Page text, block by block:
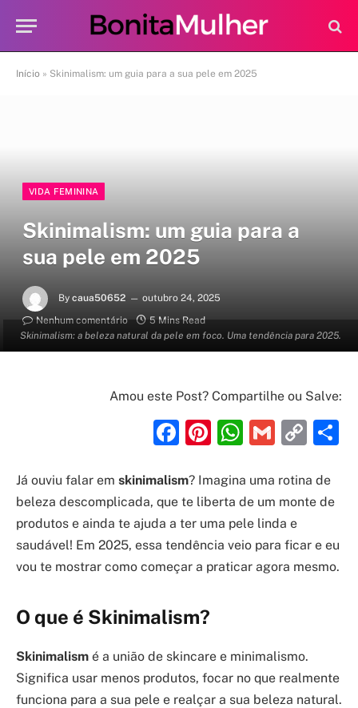
Início » Skinimalism: um guia para a sua pele em 2025
Skinimalism: a beleza natural da pele em foco. Uma tendência para 2025.
VIDA FEMININA
Skinimalism: um guia para a
sua pele em 2025
By caua50652
outubro 24, 2025
Nenhum comentário
5 Mins Read
Amou este Post? Compartilhe ou Salve:
Facebook
Pinterest
Gmail
Já ouviu falar em skinimalism? Imagina uma rotina de
beleza descomplicada, que te liberta de um monte de
produtos e ainda te ajuda a ter uma pele linda e
saudável! Em 2025, essa tendência veio para ficar e eu
vou te mostrar como começar a praticar agora mesmo.
O que é Skinimalism?
Skinimalism é a união de skincare e minimalismo.
Significa usar menos produtos, focar no que realmente
funciona para a sua pele e realçar a sua beleza natural.